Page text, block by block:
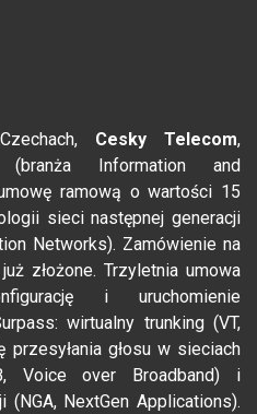
Cesky Telecom,
Information and
ramową o wartości 15
sieci następnej generacji
Networks). Zamówienie na
złożone. Trzyletnia umowa
i uruchomienie
wirtualny trunking (VT,
przesyłania głosu w sieciach
Voice over Broadband) i
(NGA, NextGen Applications).